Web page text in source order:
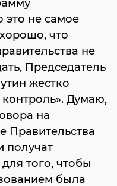
это не самое
что
не
Председатель
жестко
контроль». Думаю,
на
Правительства
получат
того, чтобы
была